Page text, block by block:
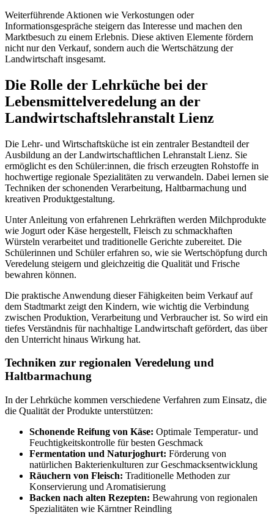
Weiterführende Aktionen wie Verkostungen oder
Informationsgespräche steigern das Interesse und machen den
Marktbesuch zu einem Erlebnis. Diese aktiven Elemente fördern
nicht nur den Verkauf, sondern auch die Wertschätzung der
Landwirtschaft insgesamt.
Die Rolle der Lehrküche bei der
Lebensmittelveredelung an der
Landwirtschaftslehranstalt Lienz
Die Lehr- und Wirtschaftsküche ist ein zentraler Bestandteil der
Ausbildung an der Landwirtschaftlichen Lehranstalt Lienz. Sie
ermöglicht es den Schüler:innen, die frisch erzeugten Rohstoffe in
hochwertige regionale Spezialitäten zu verwandeln. Dabei lernen sie
Techniken der schonenden Verarbeitung, Haltbarmachung und
kreativen Produktgestaltung.
Unter Anleitung von erfahrenen Lehrkräften werden Milchprodukte
wie Jogurt oder Käse hergestellt, Fleisch zu schmackhaften
Würsteln verarbeitet und traditionelle Gerichte zubereitet. Die
Schülerinnen und Schüler erfahren so, wie sie Wertschöpfung durch
Veredelung steigern und gleichzeitig die Qualität und Frische
bewahren können.
Die praktische Anwendung dieser Fähigkeiten beim Verkauf auf
dem Stadtmarkt zeigt den Kindern, wie wichtig die Verbindung
zwischen Produktion, Verarbeitung und Verbraucher ist. So wird ein
tiefes Verständnis für nachhaltige Landwirtschaft gefördert, das über
den Unterricht hinaus Wirkung hat.
Techniken zur regionalen Veredelung und
Haltbarmachung
In der Lehrküche kommen verschiedene Verfahren zum Einsatz, die
die Qualität der Produkte unterstützen:
Schonende Reifung von Käse: Optimale Temperatur- und
Feuchtigkeitskontrolle für besten Geschmack
Fermentation und Naturjoghurt: Förderung von
natürlichen Bakterienkulturen zur Geschmacksentwicklung
Räuchern von Fleisch: Traditionelle Methoden zur
Konservierung und Aromatisierung
Backen nach alten Rezepten: Bewahrung von regionalen
Spezialitäten wie Kärntner Reindling